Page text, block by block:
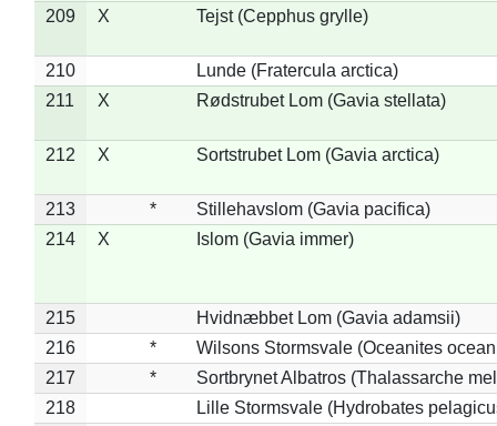
209 X Tejst (Cepphus grylle)
210
Lunde (Fratercula arctica)
211
X Rødstrubet Lom (Gavia stellata)
212 X Sortstrubet Lom (Gavia arctica)
213 *
Stillehavslom (Gavia pacifica)
214
X Islom (Gavia immer)
215
Hvidnæbbet Lom (Gavia adamsii)
216
*
Wilsons Stormsvale (Oceanites
217
*
Sortbrynet Albatros (Thalassarche
218
Lille Stormsvale (Hydrobates